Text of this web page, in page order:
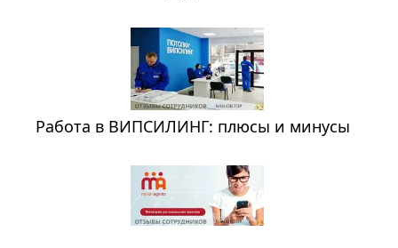
Работа в ВИПСИЛИНГ: плюсы и минусы